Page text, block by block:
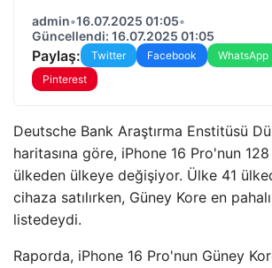
admin•16.07.2025 01:05•
Güncellendi: 16.07.2025 01:05
Paylaş: Twitter Facebook WhatsApp
Pinterest
Deutsche Bank Araştırma Enstitüsü
haritasına göre, iPhone 16 Pro'nun 128
ülkeden ülkeye değişiyor. Ülke 41
cihaza satılırken, Güney Kore en
listedeydi.
Raporda, iPhone 16 Pro'nun Güney